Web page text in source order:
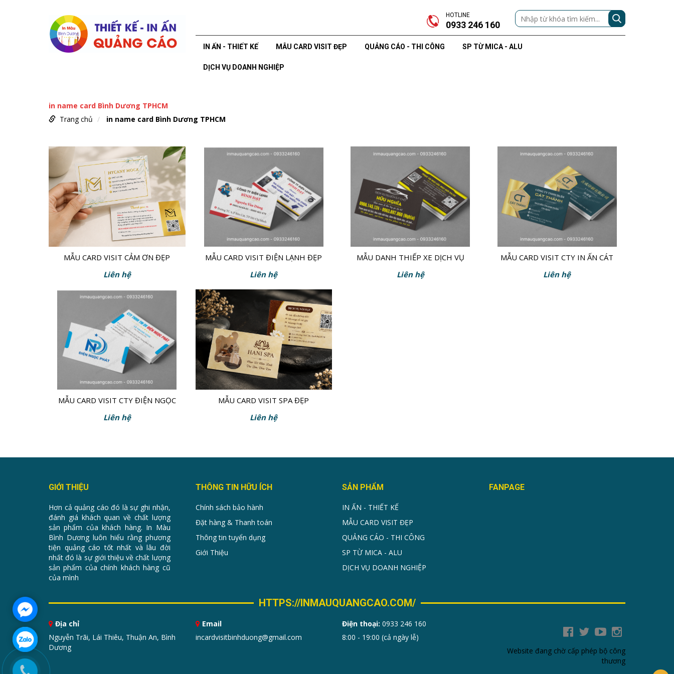
HOTLINE
0933 246 160
IN ẤN - THIẾT KẾ MẪU CARD VISIT ĐẸP QUẢNG CÁO - THI CÔNG SP TỪ MICA - ALU
DỊCH VỤ DOANH NGHIỆP
in name card Bình Dương TPHCM
Trang chủ
in name card Bình Dương TPHCM
MẪU CARD VISIT CẢM ƠN ĐẸP
Liên hệ
MẪU CARD VISIT ĐIỆN LẠNH ĐẸP
Liên hệ
MẪU DANH THIẾP XE DỊCH VỤ
Liên hệ
MẪU CARD VISIT CTY IN ẤN CÁT
TƯỜNG
Liên hệ
MẪU CARD VISIT CTY ĐIỆN NGỌC
PHÁT
Liên hệ
MẪU CARD VISIT SPA ĐẸP
Liên hệ
GIỚI THIỆU
Hơn cả quảng cáo đó là sự ghi nhận,
đánh giá khách quan về chất lượng
sản phẩm của khách hàng. In Màu
Bình Dương luôn hiểu rằng phương
tiện quảng cáo tốt nhất và lâu đời
nhất đó là sự giới thiệu về chất lượng
sản phẩm của chính khách hàng cũ
của mình
THÔNG TIN HỮU ÍCH
Chính sách bảo hành
Đặt hàng & Thanh toán
Thông tin tuyển dụng
Giới Thiệu
SẢN PHẨM
IN ẤN - THIẾT KẾ
MẪU CARD VISIT ĐẸP
QUẢNG CÁO - THI CÔNG
SP TỪ MICA - ALU
DỊCH VỤ DOANH NGHIỆP
FANPAGE
HTTPS://INMAUQUANGCAO.COM/
Địa chỉ
Nguyễn Trãi, Lái Thiêu, Thuận An, Bình
Dương
Email
incardvisitbinhduong@gmail.com
Điện thoại: 0933 246 160
8:00 - 19:00 (cả ngày lễ)
Website đang chờ cấp phép bộ công
thương